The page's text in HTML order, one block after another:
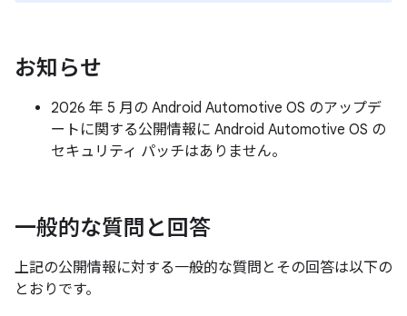
お知らせ
2026 年 5 月の Android Automotive OS のアップデ
ートに関する公開情報に Android Automotive OS の
セキュリティ パッチはありません。
一般的な質問と回答
上記の公開情報に対する一般的な質問とその回答は以下の
とおりです。